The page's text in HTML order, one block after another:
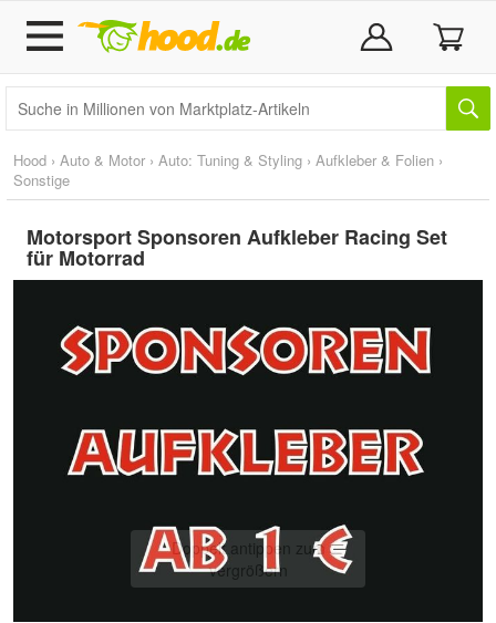
Hood › Auto & Motor › Auto: Tuning & Styling › Aufkleber & Folien ›
Sonstige
Motorsport Sponsoren Aufkleber Racing Set
für Motorrad
Doppelt antippen zum
vergrößern